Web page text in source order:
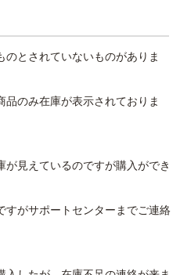
とされていないものがありま
のみ在庫が表示されておりま
見えているのですが購入ができ
すがサポートセンターまでご連絡